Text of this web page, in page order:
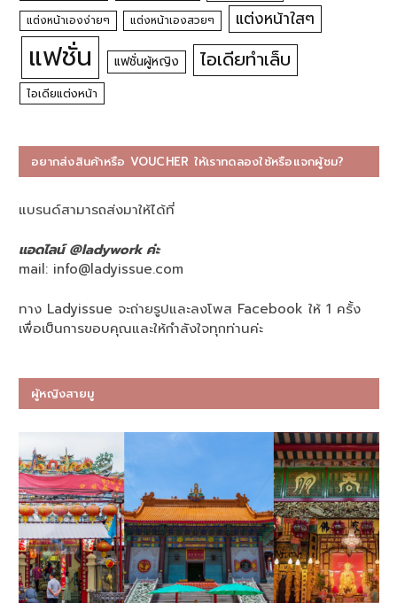
แต่งหน้าเองง่ายๆ แต่งหน้าเองสวยๆ แต่งหน้าใสๆ
แฟชั่น แฟชั่นผู้หญิง ไอเดียทำเล็บ
ไอเดียแต่งหน้า
อยากส่งสินค้าหรือ VOUCHER ให้เราทดลองใช้หรือแจกผู้ชม?
แบรนด์สามารถส่งมาให้ได้ที่
แอดไลน์ @ladywork ค่ะ
mail: info@ladyissue.com
ทาง Ladyissue จะถ่ายรูปและลงโพส Facebook ให้ 1 ครั้ง
เพื่อเป็นการขอบคุณและให้กำลังใจทุกท่านค่ะ
ผู้หญิงสายมู